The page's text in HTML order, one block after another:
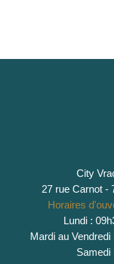
City
27 rue Carnot -
Horaires
Lundi :
Mardi au
Samedi